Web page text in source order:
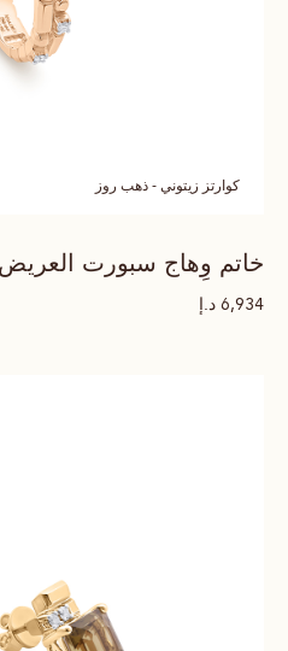
كوارتز زيتوني - ذهب روز
خاتم وِهاج سبورت العريض
6,934 د.إ